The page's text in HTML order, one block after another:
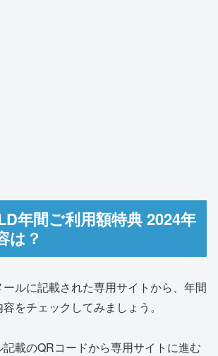
年間ご利用額特典 2024年
は？
ルに記載された専用サイトから、年間
をチェックしてみましょう。
載のQRコードから専用サイトに進む